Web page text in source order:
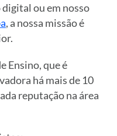
digital ou em nosso
, a nossa missão é
Ensino, que é
há mais de 10
reputação na área